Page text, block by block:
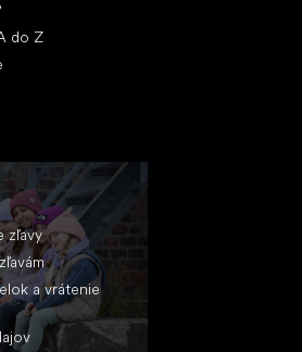
do Z
zľavy
a vrátenie